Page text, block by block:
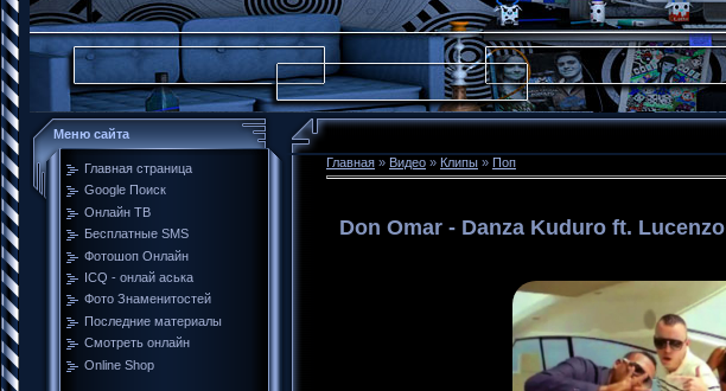
Меню сайта
Главная страница
Google Поиск
Онлайн ТВ
Бесплатные SMS
Фотошоп Онлайн
ICQ - онлай аська
Фото Знаменитостей
Последние материалы
Смотреть онлайн
Online Shop
Главная » Видео » Клипы » Поп
Don Omar - Danza Kuduro ft. Lucenzo